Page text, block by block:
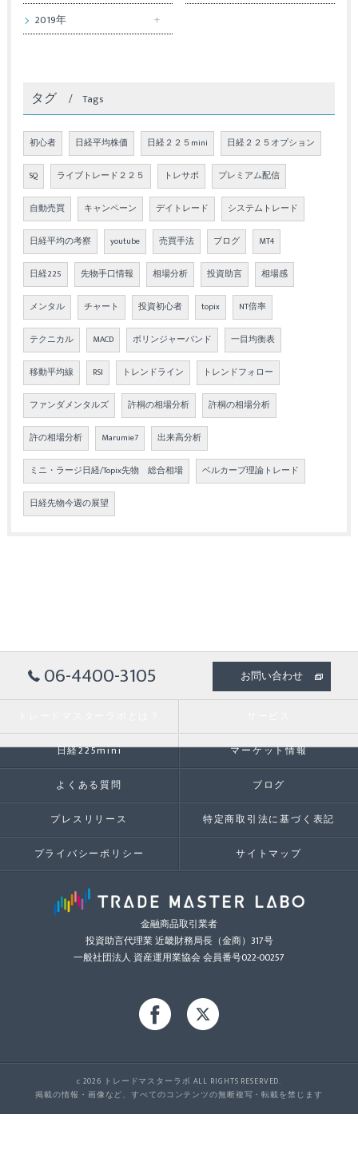
2019年
タグ Tags
初心者 日経平均株価 日経２２５mini 日経２２５オプション
SQ ライブトレード２２５ トレサポ プレミアム配信
自動売買 キャンペーン デイトレード システムトレード
日経平均の考察 youtube 売買手法 ブログ MT4
日経225 先物手口情報 相場分析 投資助言 相場感
メンタル チャート 投資初心者 topix NT倍率
テクニカル MACD ボリンジャーバンド 一目均衡表
移動平均線 RSI トレンドライン トレンドフォロー
ファンダメンタルズ 許桐の相場分析 許桐の相場分析
許の相場分析 Marumie7 出来高分析
ミニ・ラージ日経/Topix先物 総合相場 ベルカーブ理論トレード
日経先物今週の展望
06-4400-3105 お問い合わせ
日経225mini マーケット情報
よくある質問 ブログ
プレスリリース 特定商取引法に基づく表記
プライバシーポリシー サイトマップ
金融商品取引業者
投資助言代理業 近畿財務局長（金商）317号
一般社団法人 資産運用業協会 会員番号022-00257
c 2026 トレードマスターラボ ALL RIGHTS RESERVED.
掲載の情報・画像など、すべてのコンテンツの無断複写・転載を禁じます